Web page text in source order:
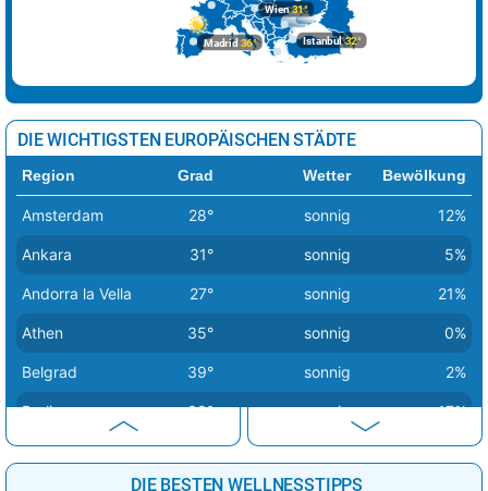
Madrid 36° Istanbul32°
Wien31°
DIE WICHTIGSTEN EUROPÄISCHEN STÄDTE
Region Grad Wetter Bewölkung
Amsterdam 28° sonnig 12%
Ankara 31° sonnig 5%
Andorra la Vella 27° sonnig 21%
Athen 35° sonnig 0%
Belgrad 39° sonnig 2%
Berlin 33° sonnig 17%
Bern 30° Regenschauer 46%
DIE BESTEN WELLNESSTIPPS